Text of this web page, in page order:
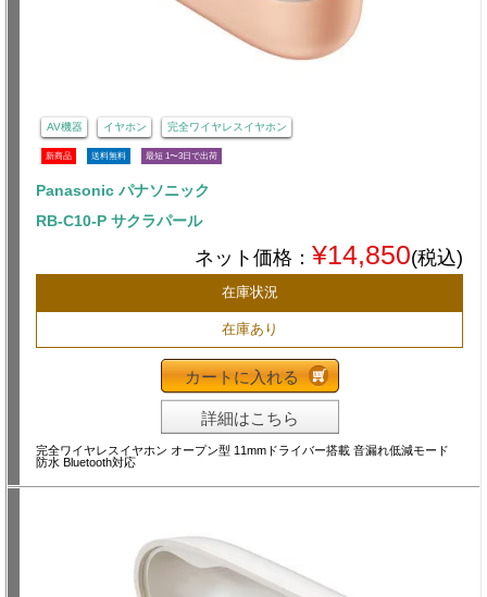
AV機器 イヤホン 完全ワイヤレスイヤホン
新商品 送料無料 最短 1〜3日で出荷
Panasonic パナソニック
RB-C10-P サクラパール
ネット価格： ¥14,850(税込)
在庫状況
在庫あり
カートに入れる
詳細はこちら
完全ワイヤレスイヤホン オープン型 11mmドライバー搭載 音漏れ低減モード
防水 Bluetooth対応